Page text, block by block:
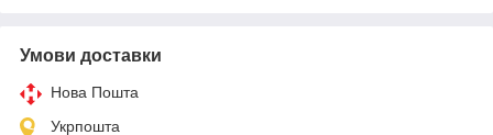
Умови доставки
Нова Пошта
Укрпошта